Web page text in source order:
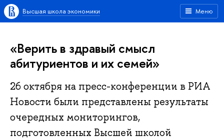
Меню
Высшая школа экономики
«Верить в здравый смысл
абитуриентов и их семей»
26 октября на пресс-конференции в РИА
Новости были представлены результаты
очередных мониторингов,
подготовленных Высшей школой